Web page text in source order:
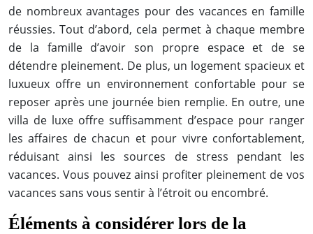
de nombreux avantages pour des vacances en famille
réussies. Tout d’abord, cela permet à chaque membre
de la famille d’avoir son propre espace et de se
détendre pleinement. De plus, un logement spacieux et
luxueux offre un environnement confortable pour se
reposer après une journée bien remplie. En outre, une
villa de luxe offre suffisamment d’espace pour ranger
les affaires de chacun et pour vivre confortablement,
réduisant ainsi les sources de stress pendant les
vacances. Vous pouvez ainsi profiter pleinement de vos
vacances sans vous sentir à l’étroit ou encombré.
Éléments à considérer lors de la